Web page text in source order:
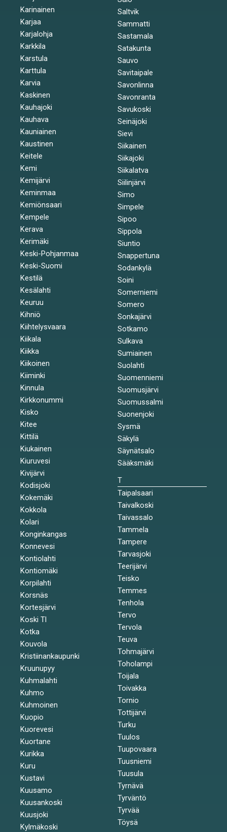
Karinainen
Karjaa
Karjalohja
Karkkila
Karstula
Karttula
Karvia
Kaskinen
Kauhajoki
Kauhava
Kauniainen
Kaustinen
Keitele
Kemi
Kemijärvi
Keminmaa
Kemiönsaari
Kempele
Kerava
Kerimäki
Keski-Pohjanmaa
Keski-Suomi
Kestilä
Kesälahti
Keuruu
Kihniö
Kiihtelysvaara
Kiikala
Kiikka
Kiikoinen
Kiiminki
Kinnula
Kirkkonummi
Kisko
Kitee
Kittilä
Kiukainen
Kiuruvesi
Kivijärvi
Kodisjoki
Kokemäki
Kokkola
Kolari
Konginkangas
Konnevesi
Kontiolahti
Kontiomäki
Korpilahti
Korsnäs
Kortesjärvi
Koski Tl
Kotka
Kouvola
Kristiinankaupunki
Kruunupyy
Kuhmalahti
Kuhmo
Kuhmoinen
Kuopio
Kuorevesi
Kuortane
Kurikka
Kuru
Kustavi
Kuusamo
Kuusankoski
Kuusjoki
Kylmäkoski
Saltvik
Sammatti
Sastamala
Satakunta
Sauvo
Savitaipale
Savonlinna
Savonranta
Savukoski
Seinäjoki
Sievi
Siikainen
Siikajoki
Siikalatva
Siilinjärvi
Simo
Simpele
Sipoo
Sippola
Siuntio
Snappertuna
Sodankylä
Soini
Somerniemi
Somero
Sonkajärvi
Sotkamo
Sulkava
Sumiainen
Suolahti
Suomenniemi
Suomusjärvi
Suomussalmi
Suonenjoki
Sysmä
Säkylä
Säynätsalo
Sääksmäki
T
Taipalsaari
Taivalkoski
Taivassalo
Tammela
Tampere
Tarvasjoki
Teerijärvi
Teisko
Temmes
Tenhola
Tervo
Tervola
Teuva
Tohmajärvi
Toholampi
Toijala
Toivakka
Tornio
Tottijärvi
Turku
Tuulos
Tuupovaara
Tuusniemi
Tuusula
Tyrnävä
Tyrväntö
Tyrvää
Töysä